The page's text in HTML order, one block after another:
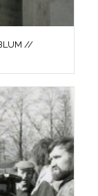
//